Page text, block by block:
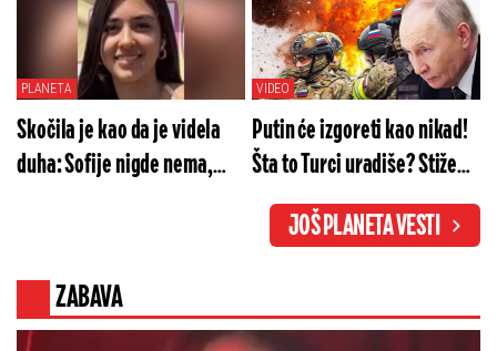
PLANETA
Skočila je kao da je videla
duha: Sofije nigde nema,
VIDEO
Putin će izgoreti kao nikad!
Šta to Turci uradiše? Stiže
mega-paket stravičnog
naoružanja
JOŠ PLANETA VESTI
ZABAVA